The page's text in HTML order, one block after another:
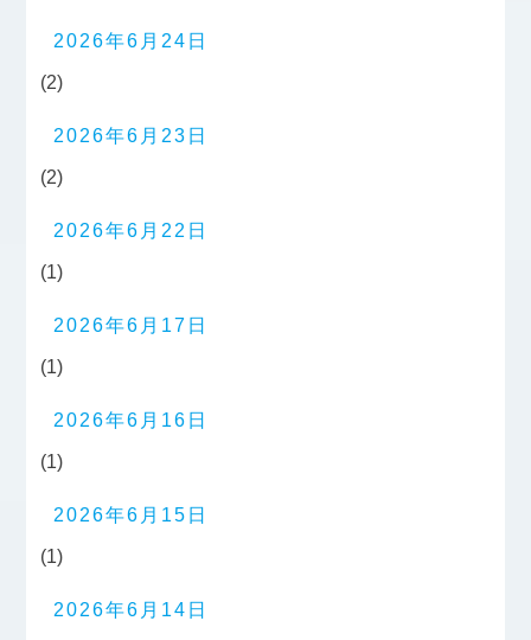
2026年6月24日
(2)
2026年6月23日
(2)
2026年6月22日
(1)
2026年6月17日
(1)
2026年6月16日
(1)
2026年6月15日
(1)
2026年6月14日